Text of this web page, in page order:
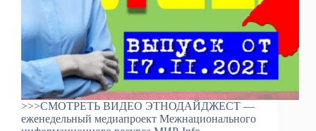
>>>СМОТРЕТЬ ВИДЕО ЭТНОДАЙДЖЕСТ —
еженедельный медиапроект Межнационального